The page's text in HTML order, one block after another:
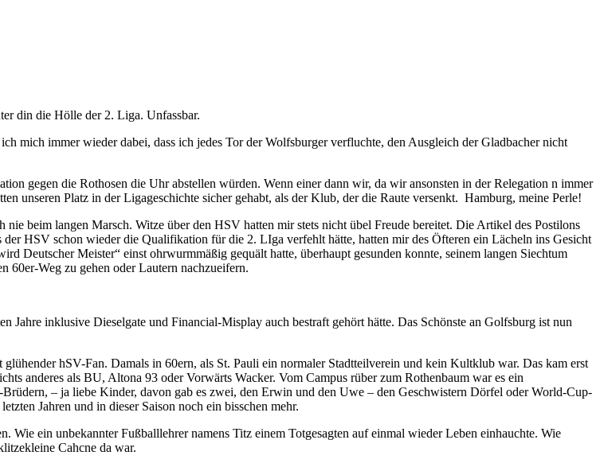
din die Hölle der 2. Liga. Unfassbar.
mich immer wieder dabei, dass ich jedes Tor der Wolfsburger verfluchte, den Ausgleich der Gladbacher nicht
gegen die Rothosen die Uhr abstellen würden. Wenn einer dann wir, da wir ansonsten in der Relegation n immer
unseren Platz in der Ligageschichte sicher gehabt, als der Klub, der die Raute versenkt. Hamburg, meine Perle!
beim langen Marsch. Witze über den HSV hatten mir stets nicht übel Freude bereitet. Die Artikel des Postilons
HSV schon wieder die Qualifikation für die 2. LIga verfehlt hätte, hatten mir des Öfteren ein Lächeln ins Gesicht
Deutscher Meister“ einst ohrwurmmäßig gequält hatte, überhaupt gesunden konnte, seinem langen Siechtum
60er-Weg zu gehen oder Lautern nachzueifern.
Jahre inklusive Dieselgate und Financial-Misplay auch bestraft gehört hätte. Das Schönste an Golfsburg ist nun
hSV-Fan. Damals in 60ern, als St. Pauli ein normaler Stadtteilverein und kein Kultklub war. Das kam erst
anderes als BU, Altona 93 oder Vorwärts Wacker. Vom Campus rüber zum Rothenbaum war es ein
– ja liebe Kinder, davon gab es zwei, den Erwin und den Uwe – den Geschwistern Dörfel oder World-Cup-
Jahren und in dieser Saison noch ein bisschen mehr.
ein unbekannter Fußballlehrer namens Titz einem Totgesagten auf einmal wieder Leben einhauchte. Wie
Cahcne da war.